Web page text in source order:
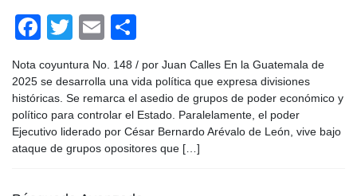
F
c
e
b
o
T
wi
tt
er
E
m
ail
o
m
p
ar
tir
Nota coyuntura No. 148 / por Juan Calles En la Guatemala de
2025 se desarrolla una vida política que expresa divisiones
históricas. Se remarca el asedio de grupos de poder económico y
político para controlar el Estado. Paralelamente, el poder
Ejecutivo liderado por César Bernardo Arévalo de León, vive bajo
ataque de grupos opositores que […]